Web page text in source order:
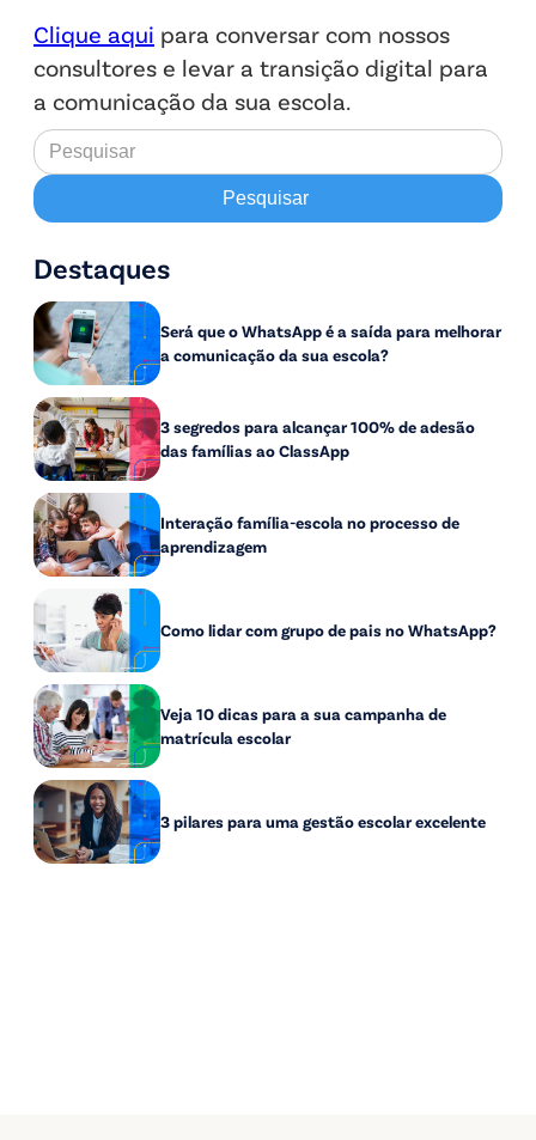
Clique aqui para conversar com nossos
consultores e levar a transição digital para
a comunicação da sua escola.
Destaques
Será que o WhatsApp é a saída para melhorar
a comunicação da sua escola?
3 segredos para alcançar 100% de adesão
das famílias ao ClassApp
Interação família-escola no processo de
aprendizagem
Como lidar com grupo de pais no WhatsApp?
Veja 10 dicas para a sua campanha de
matrícula escolar
3 pilares para uma gestão escolar excelente